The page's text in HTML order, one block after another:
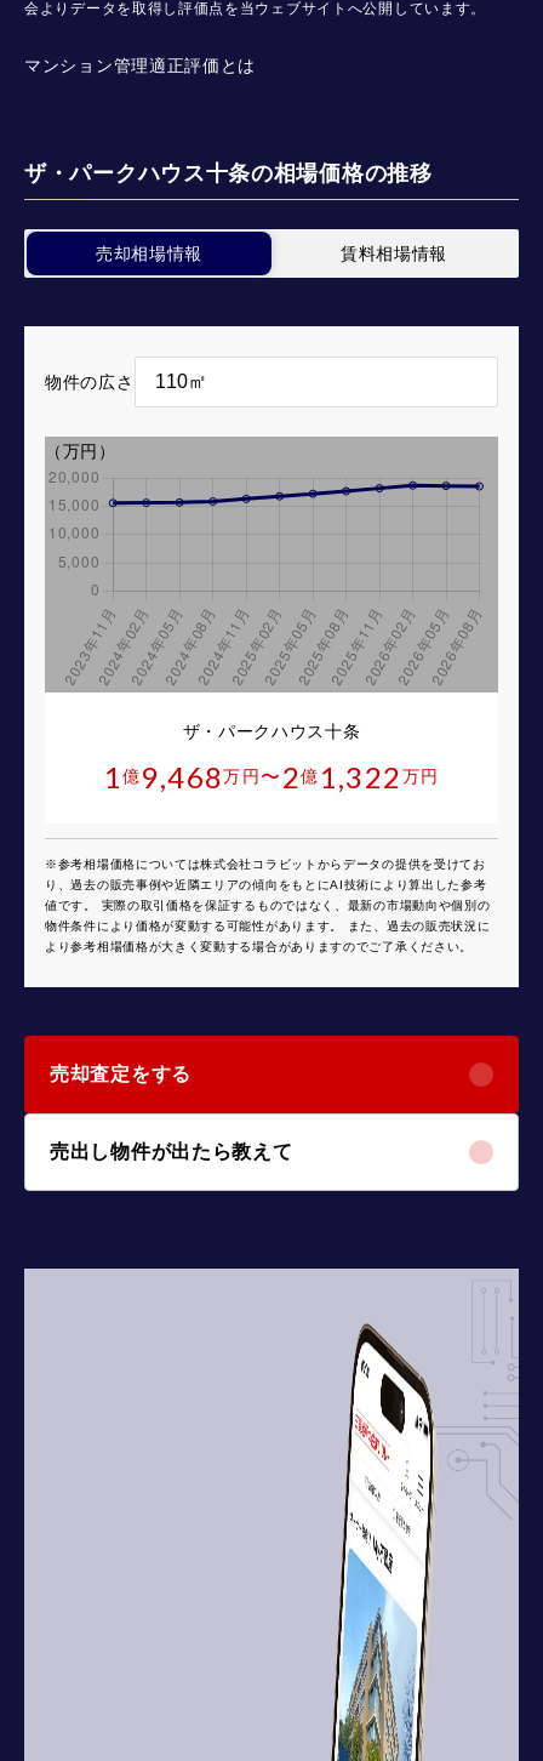
会よりデータを取得し評価点を当ウェブサイトへ公開しています。
マンション管理適正評価とは
ザ・パークハウス十条の相場価格の推移
売却相場情報 賃料相場情報
物件の広さ
ザ・パークハウス十条
1億9,468万円 〜 2億 1,322万円
※参考相場価格については株式会社コラビットからデータの提供を受けてお
り、過去の販売事例や近隣エリアの傾向をもとにAI技術により算出した参考
値です。 実際の取引価格を保証するものではなく、最新の市場動向や個別の
物件条件により価格が変動する可能性があります。 また、過去の販売状況に
より参考相場価格が大きく変動する場合がありますのでご了承ください。
（万円）
売却査定をする
売出し物件が出たら教えて